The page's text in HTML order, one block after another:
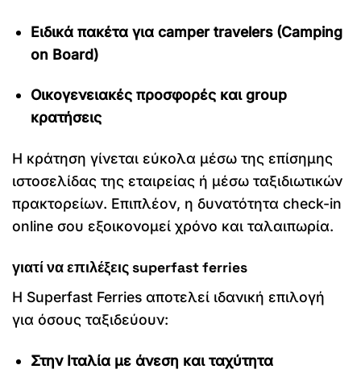
Ειδικά πακέτα για camper travelers (Camping
on Board)
Οικογενειακές προσφορές και group
κρατήσεις
Η κράτηση γίνεται εύκολα μέσω της επίσημης
ιστοσελίδας της εταιρείας ή μέσω ταξιδιωτικών
πρακτορείων. Επιπλέον, η δυνατότητα check-in
online σου εξοικονομεί χρόνο και ταλαιπωρία.
γιατί να επιλέξεις superfast ferries
Η Superfast Ferries αποτελεί ιδανική επιλογή
για όσους ταξιδεύουν:
Στην Ιταλία με άνεση και ταχύτητα